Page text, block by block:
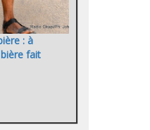
: à
fait